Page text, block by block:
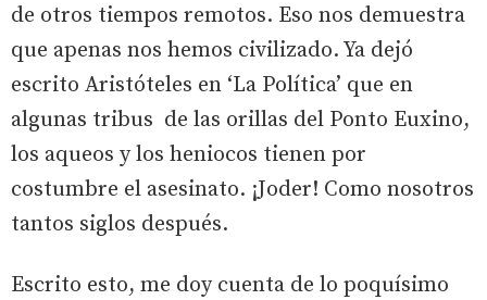
de otros tiempos remotos. Eso nos demuestra
que apenas nos hemos civilizado. Ya dejó
escrito Aristóteles en ‘La Política’ que en
algunas tribus de las orillas del Ponto Euxino,
los aqueos y los heniocos tienen por
costumbre el asesinato. ¡Joder! Como nosotros
tantos siglos después.
Escrito esto, me doy cuenta de lo poquísimo